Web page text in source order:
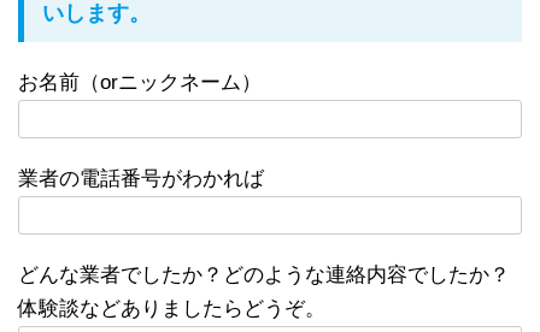
いします。
お名前（orニックネーム）
業者の電話番号がわかれば
どんな業者でしたか？どのような連絡内容でしたか？
体験談などありましたらどうぞ。